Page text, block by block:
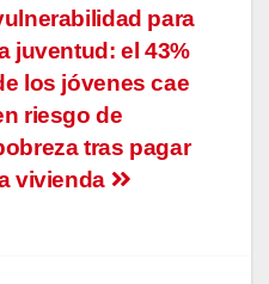
para
juventud: el 43%
los jóvenes cae
riesgo de
tras pagar
vivienda